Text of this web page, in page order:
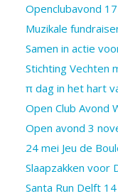
Openclubavond
Muzikale
Samen in actie
Stichting Vechten
π dag in het hart
Open Club Avond
Open avond 3
24 mei Jeu de
Slaapzakken voor
Santa Run Delft